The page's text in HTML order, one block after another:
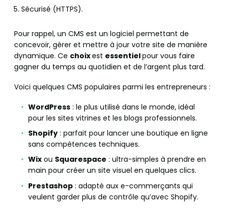
Sécurisé (HTTPS).
Pour rappel, un CMS est un logiciel permettant de
concevoir, gérer et mettre à jour votre site de manière
dynamique. Ce choixest essentielpour vous faire
gagner du temps au quotidien et de l’argent plus tard.
Voici quelques CMS populaires parmi les entrepreneurs :
WordPress : le plus utilisé dans le monde, idéal
pour les sites vitrines et les blogs professionnels.
Shopify : parfait pour lancer une boutique en ligne
sans compétences techniques.
Wix ou Squarespace : ultra-simples à prendre en
main pour créer un site visuel en quelques clics.
Prestashop : adapté aux e-commerçants qui
veulent garder plus de contrôle qu’avec Shopify.